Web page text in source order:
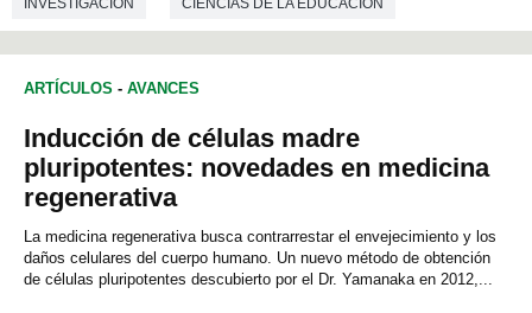
ARTÍCULOS - AVANCES
Inducción de células madre
pluripotentes: novedades en medicina
regenerativa
La medicina regenerativa busca contrarrestar el envejecimiento y los
daños celulares del cuerpo humano. Un nuevo método de obtención
de células pluripotentes descubierto por el Dr. Yamanaka en 2012,...